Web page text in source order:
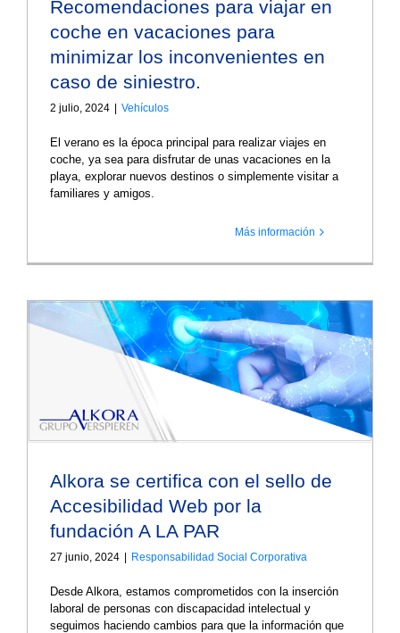
Recomendaciones para viajar en
coche en vacaciones para
minimizar los inconvenientes en
caso de siniestro.
2 julio, 2024 Vehículos
El verano es la época principal para realizar viajes en
coche, ya sea para disfrutar de unas vacaciones en la
playa, explorar nuevos destinos o simplemente visitar a
familiares y amigos.
Más información
Alkora se certifica con el sello de
Accesibilidad Web por la
fundación A LA PAR
27 junio, 2024 Responsabilidad Social Corporativa
Desde Alkora, estamos comprometidos con la inserción
laboral de personas con discapacidad intelectual y
seguimos haciendo cambios para que la información que